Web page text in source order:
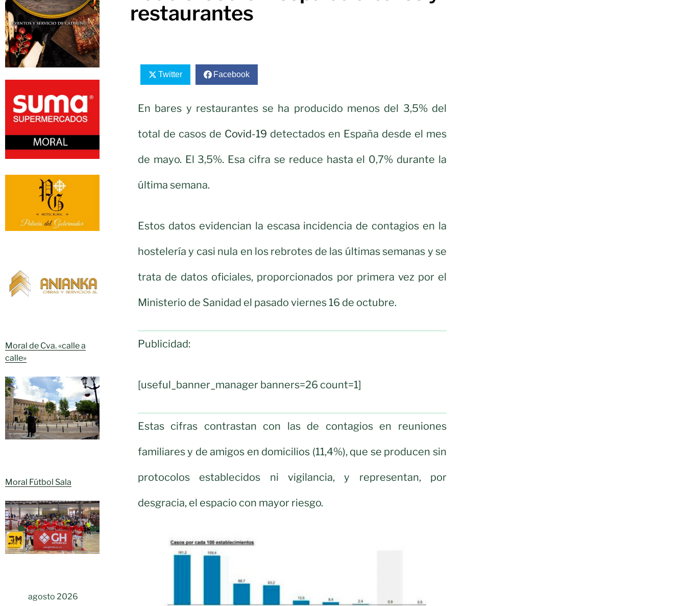
Moral de Cva. «calle a
calle»
Moral Fútbol Sala
agosto 2026
restaurantes
Twitter Facebook
En bares y restaurantes se ha producido menos del 3,5% del
total de casos de Covid-19 detectados en España desde el mes
de mayo. El 3,5%. Esa cifra se reduce hasta el 0,7% durante la
última semana.
Estos datos evidencian la escasa incidencia de contagios en la
hostelería y casi nula en los rebrotes de las últimas semanas y se
trata de datos oficiales, proporcionados por primera vez por el
Ministerio de Sanidad el pasado viernes 16 de octubre.
Publicidad:
[useful_banner_manager banners=26 count=1]
Estas cifras contrastan con las de contagios en reuniones
familiares y de amigos en domicilios (11,4%), que se producen sin
protocolos establecidos ni vigilancia, y representan, por
desgracia, el espacio con mayor riesgo.